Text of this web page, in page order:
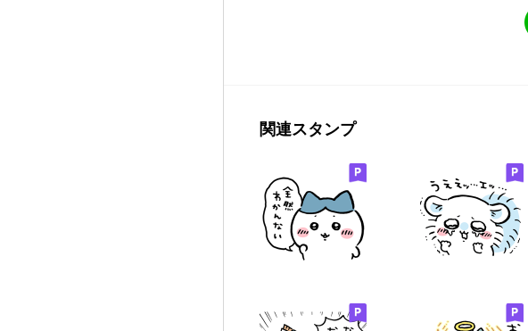
関連スタンプ